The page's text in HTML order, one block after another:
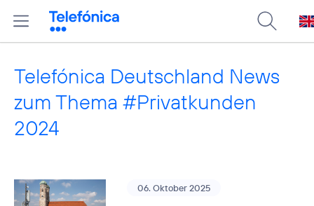
Telefónica Deutschland News
zum Thema #Privatkunden
2024
06. Oktober 2025